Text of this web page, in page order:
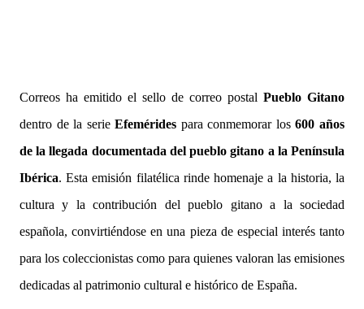
Correos ha emitido el sello de correo postal Pueblo Gitano
dentro de la serieEfemérides para conmemorar los600 años
de la llegada documentada del pueblo gitano a la Península
Ibérica. Esta emisión filatélica rinde homenaje a la historia, la
cultura y la contribución del pueblo gitano a la sociedad
española, convirtiéndose en una pieza de especial interés tanto
para los coleccionistas como para quienes valoran las emisiones
dedicadas al patrimonio cultural e histórico de España.